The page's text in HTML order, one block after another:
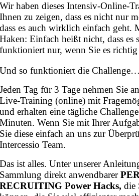
Wir haben dieses Intensiv-Online-
Ihnen zu zeigen, dass es nicht nur
dass es auch wirklich einfach geht.
Haken: Einfach heißt nicht, dass
funktioniert nur, wenn Sie es richtig
Und so funktioniert die Challenge…
Jeden Tag für 3 Tage nehmen Sie
Live-Training (online) mit
und erhalten eine tägliche
Minuten. Wenn Sie mit Ihrer
Sie diese einfach an uns zur
Intercessio Team.
Das ist alles. Unter unserer
Sammlung direkt anwendbarer
RECRUITING Power Hacks, die